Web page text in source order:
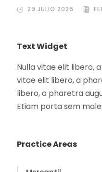
29 JULIO 2026
Text Widget
Nulla vitae elit libero,
vitae elit libero, a
libero, a pharetra
Etiam porta sem
Practice Areas